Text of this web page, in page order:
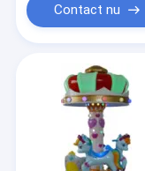
Contact nu